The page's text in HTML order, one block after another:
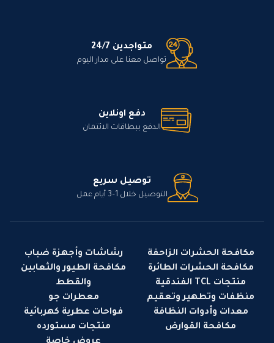
متواجدين 24/7
تواصل معنا على مدار اليوم
دفع اونلاين
الدفع ببطاقات الائتمان
توصيل سريع
التوصيل خلال 1–3 أيام عمل
مكافحة الحشرات الزاحفة
مكافحة الحشرات الطائرة
منتجات TCL الفندقية
منظفات وتطهير وتعقيم
معدات وأدوات النظافة
مكافحة القوارض
رشاشات وأجهزة ضباب
مكافحة الطيور والثعابين
والقطط
معطرات جو
فواحات عطرية كهربائية
منتجات مستورده